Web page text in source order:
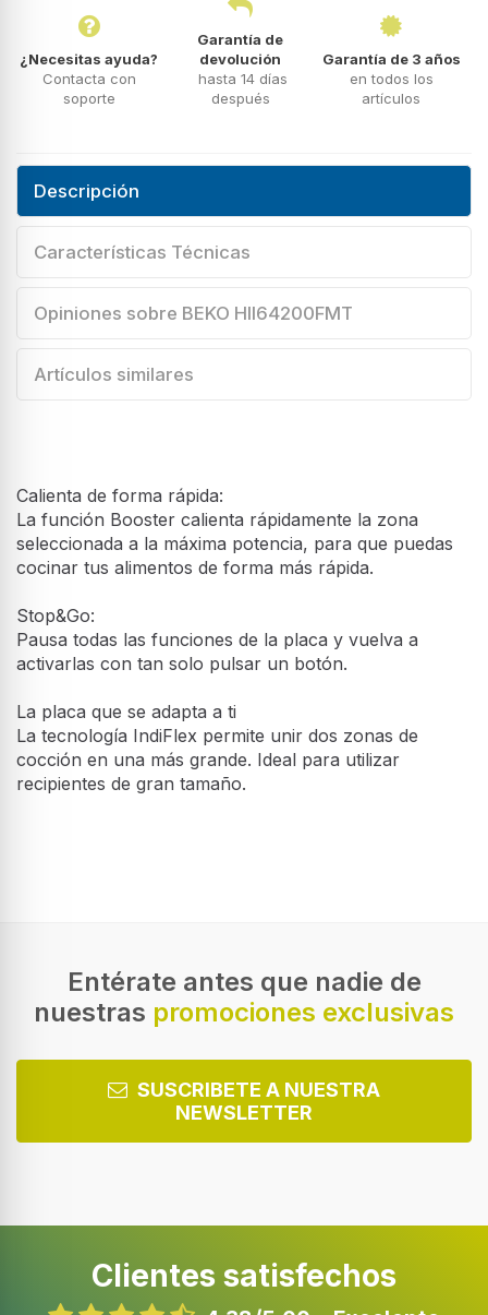
¿Necesitas ayuda?
Contacta con
soporte
Garantía de
devolución
hasta 14 días
después
Garantía de 3 años
en todos los
artículos
Descripción
Características Técnicas
Opiniones sobre BEKO HII64200FMT
Artículos similares
Placa Inducción 4 zonas IndyFlex